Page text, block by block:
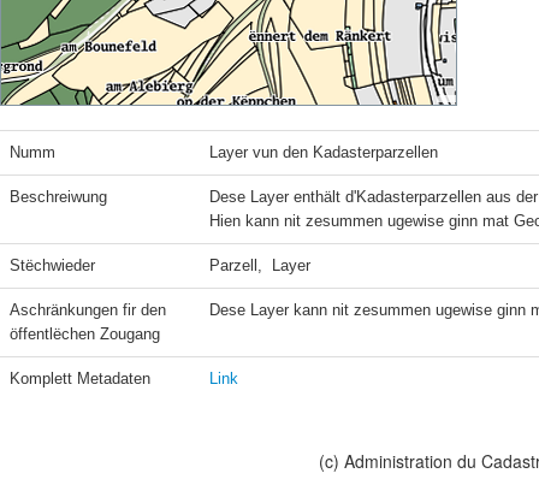
Numm Layer vun den Kadasterparzellen
Beschreiwung
Dese Layer enthält d'Kadasterparzellen aus
Hien kann nit zesummen ugewise ginn mat
Stëchwieder Parzell,  Layer
Aschränkungen fir den
öffentlëchen Zougang
Dese Layer kann nit zesummen ugewise ginn
Komplett Metadaten Link
(c) Administration du